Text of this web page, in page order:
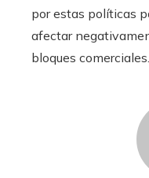
por estas políticas
afectar
bloques comerciales.